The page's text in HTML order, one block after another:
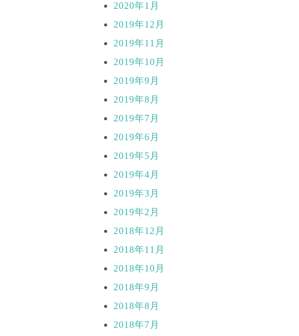
2020年1月
2019年12月
2019年11月
2019年10月
2019年9月
2019年8月
2019年7月
2019年6月
2019年5月
2019年4月
2019年3月
2019年2月
2018年12月
2018年11月
2018年10月
2018年9月
2018年8月
2018年7月